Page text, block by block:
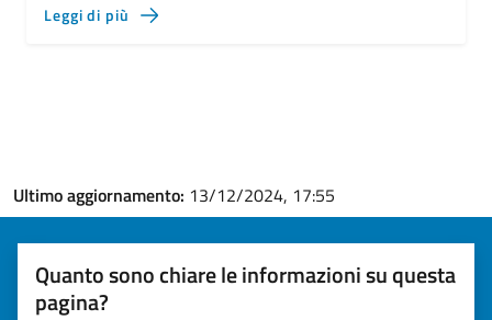
Leggi di più
Ultimo aggiornamento: 13/12/2024, 17:55
Quanto sono chiare le informazioni su questa
pagina?